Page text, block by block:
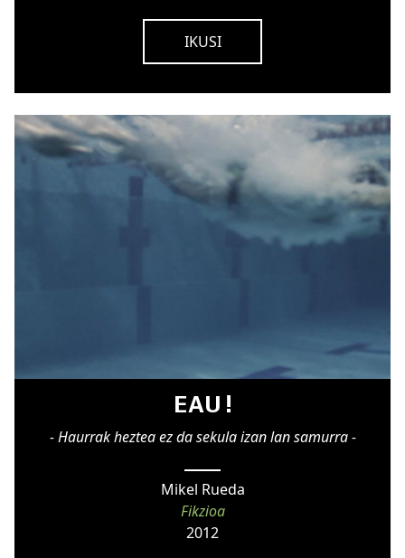
IKUSI
EAU !
- Haurrak heztea ez da sekula izan lan samurra -
Mikel Rueda
Fikzioa
2012